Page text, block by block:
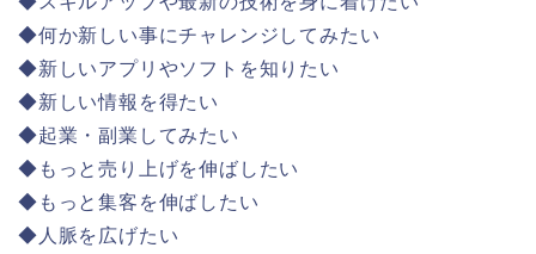
◆何か新しい事にチャレンジしてみたい
◆新しいアプリやソフトを知りたい
◆新しい情報を得たい
◆起業・副業してみたい
◆もっと売り上げを伸ばしたい
◆もっと集客を伸ばしたい
◆人脈を広げたい